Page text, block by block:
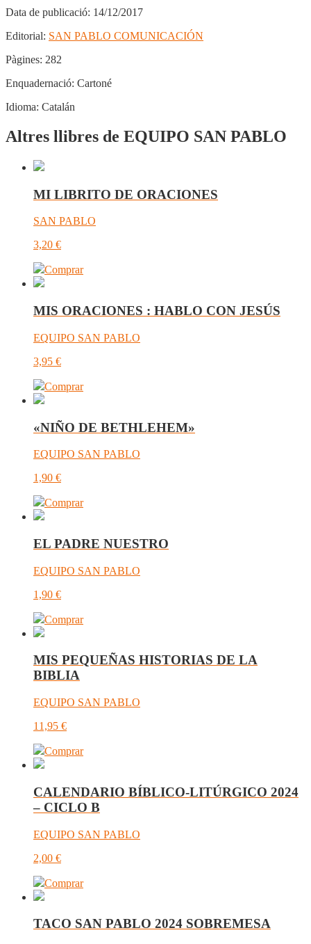
Data de publicació: 14/12/2017
Editorial: SAN PABLO COMUNICACIÓN
Pàgines: 282
Enquadernació: Cartoné
Idioma: Catalán
Altres llibres de EQUIPO SAN PABLO
MI LIBRITO DE ORACIONES
SAN PABLO
3,20 €
Comprar
MIS ORACIONES : HABLO CON JESÚS
EQUIPO SAN PABLO
3,95 €
Comprar
«NIÑO DE BETHLEHEM»
EQUIPO SAN PABLO
1,90 €
Comprar
EL PADRE NUESTRO
EQUIPO SAN PABLO
1,90 €
Comprar
MIS PEQUEÑAS HISTORIAS DE LA
BIBLIA
EQUIPO SAN PABLO
11,95 €
Comprar
CALENDARIO BÍBLICO-LITÚRGICO 2024
– CICLO B
EQUIPO SAN PABLO
2,00 €
Comprar
TACO SAN PABLO 2024 SOBREMESA